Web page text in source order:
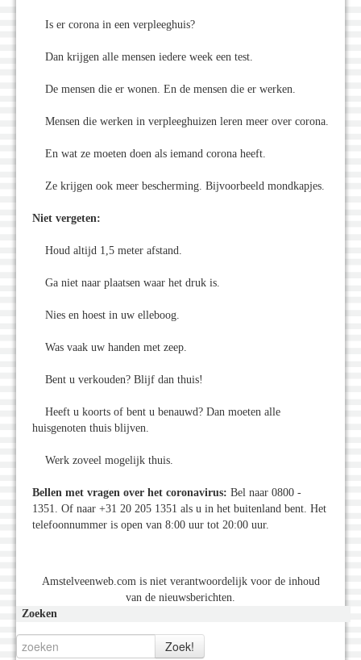
Is er corona in een verpleeghuis?
Dan krijgen alle mensen iedere week een test.
De mensen die er wonen. En de mensen die er werken.
Mensen die werken in verpleeghuizen leren meer over corona.
En wat ze moeten doen als iemand corona heeft.
Ze krijgen ook meer bescherming. Bijvoorbeeld mondkapjes.
Niet vergeten:
Houd altijd 1,5 meter afstand.
Ga niet naar plaatsen waar het druk is.
Nies en hoest in uw elleboog.
Was vaak uw handen met zeep.
Bent u verkouden? Blijf dan thuis!
Heeft u koorts of bent u benauwd? Dan moeten alle
huisgenoten thuis blijven.
Werk zoveel mogelijk thuis.
Bellen met vragen over het coronavirus: Bel naar 0800 -
1351. Of naar +31 20 205 1351 als u in het buitenland bent. Het
telefoonnummer is open van 8:00 uur tot 20:00 uur.
Amstelveenweb.com is niet verantwoordelijk voor de inhoud
van de nieuwsberichten.
Zoeken